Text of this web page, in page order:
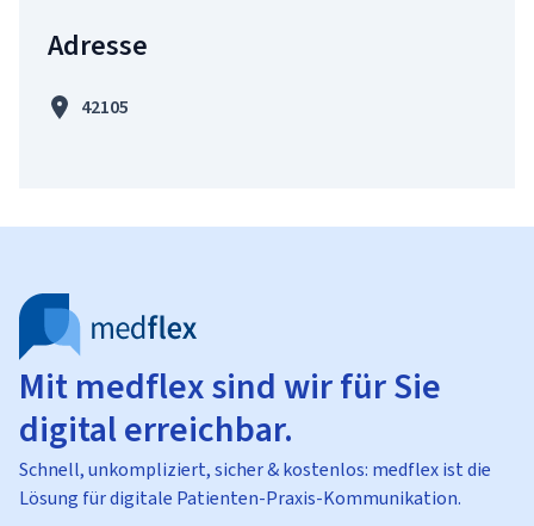
Adresse
42105
Mit medflex sind wir für Sie
digital erreichbar.
Schnell, unkompliziert, sicher & kostenlos: medflex ist die
Lösung für digitale Patienten-Praxis-Kommunikation.